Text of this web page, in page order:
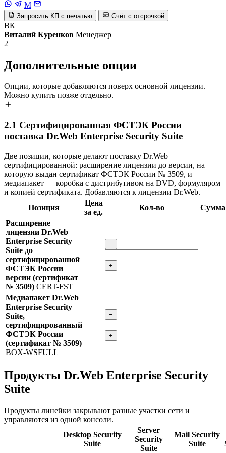
M
Запросить КП с печатью Счёт с отсрочкой
ВК
Виталий Куренков Менеджер
2
Дополнительные опции
Опции, которые добавляются поверх основной лицензии.
Можно купить позже отдельно.
2.1 Сертифицированная ФСТЭК России
поставка Dr.Web Enterprise Security Suite
Две позиции, которые делают поставку Dr.Web
сертифицированной: расширение лицензии до версии, на
которую выдан сертификат ФСТЭК России № 3509, и
медиапакет — коробка с дистрибутивом на DVD, формуляром
и копией сертификата. Добавляются к лицензии Dr.Web.
Позиция
Цена
за ед.
Кол-во
Сумма
Расширение
лицензии Dr.Web
Enterprise Security
Suite до
сертифицированной
ФСТЭК России
версии (сертификат
№ 3509) CERT-FST
−
+
Медиапакет Dr.Web
Enterprise Security
Suite,
сертифицированный
ФСТЭК России
(сертификат № 3509)
BOX-WSFULL
−
+
Продукты Dr.Web Enterprise Security
Suite
Продукты линейки закрывают разные участки сети и
управляются из одной консоли.
Desktop Security
Suite
Server
Security
Suite
Mail Security
Suite